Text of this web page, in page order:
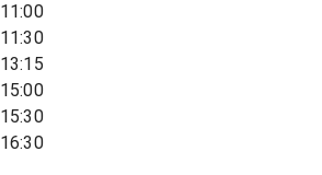
11:00
11:30
13:15
15:00
15:30
16:30